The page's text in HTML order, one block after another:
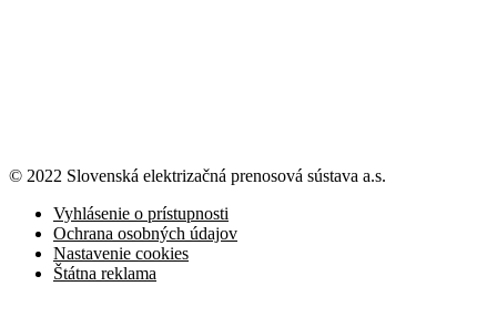
© 2022 Slovenská elektrizačná prenosová sústava a.s.
Vyhlásenie o prístupnosti
Ochrana osobných údajov
Nastavenie cookies
Štátna reklama